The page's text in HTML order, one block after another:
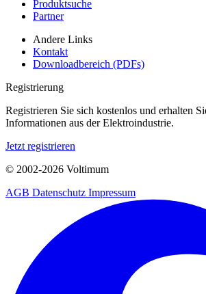
Produktsuche
Partner
Andere Links
Kontakt
Downloadbereich (PDFs)
Registrierung
Registrieren Sie sich kostenlos und erhalten
Informationen aus der Elektroindustrie.
Jetzt registrieren
© 2002-2026 Voltimum
AGB Datenschutz Impressum